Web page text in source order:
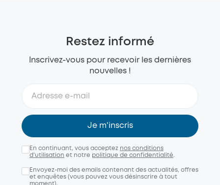
Restez informé
Inscrivez-vous pour recevoir les dernières
nouvelles !
Je m'inscris
En continuant, vous acceptez nos conditions
d'utilisation et notre politique de confidentialité.
Envoyez-moi des emails contenant des actualités, offres
et enquêtes (vous pouvez vous désinscrire à tout
moment).